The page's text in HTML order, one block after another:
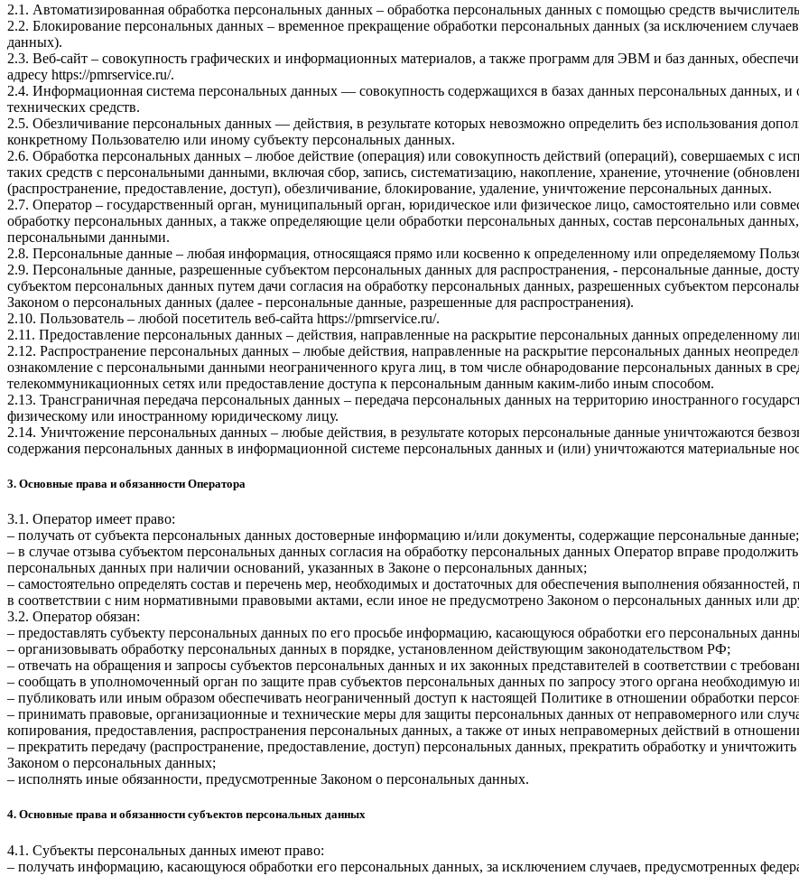
2.1. Автоматизированная обработка персональных данных – обработка персональных данных с помощью средств
2.2. Блокирование персональных данных – временное прекращение обработки персональных данных (за исключением
данных).
2.3. Веб-сайт – совокупность графических и информационных материалов, а также программ для ЭВМ и баз данных,
адресу https://pmrservice.ru/.
2.4. Информационная система персональных данных — совокупность содержащихся в базах данных персональных данных,
технических средств.
2.5. Обезличивание персональных данных — действия, в результате которых невозможно определить без использования
конкретному Пользователю или иному субъекту персональных данных.
2.6. Обработка персональных данных – любое действие (операция) или совокупность действий (операций), совершаемых с
таких средств с персональными данными, включая сбор, запись, систематизацию, накопление, хранение, уточнение
(распространение, предоставление, доступ), обезличивание, блокирование, удаление, уничтожение персональных данных.
2.7. Оператор – государственный орган, муниципальный орган, юридическое или физическое лицо, самостоятельно или
обработку персональных данных, а также определяющие цели обработки персональных данных, состав персональных
персональными данными.
2.8. Персональные данные – любая информация, относящаяся прямо или косвенно к определенному или определяемому
2.9. Персональные данные, разрешенные субъектом персональных данных для распространения, - персональные данные,
субъектом персональных данных путем дачи согласия на обработку персональных данных, разрешенных субъектом
Законом о персональных данных (далее - персональные данные, разрешенные для распространения).
2.10. Пользователь – любой посетитель веб-сайта https://pmrservice.ru/.
2.11. Предоставление персональных данных – действия, направленные на раскрытие персональных данных определенному
2.12. Распространение персональных данных – любые действия, направленные на раскрытие персональных данных
ознакомление с персональными данными неограниченного круга лиц, в том числе обнародование персональных данных в
телекоммуникационных сетях или предоставление доступа к персональным данным каким-либо иным способом.
2.13. Трансграничная передача персональных данных – передача персональных данных на территорию иностранного
физическому или иностранному юридическому лицу.
2.14. Уничтожение персональных данных – любые действия, в результате которых персональные данные уничтожаются
содержания персональных данных в информационной системе персональных данных и (или) уничтожаются материальные
3. Основные права и обязанности Оператора
3.1. Оператор имеет право:
– получать от субъекта персональных данных достоверные информацию и/или документы, содержащие персональные данные;
– в случае отзыва субъектом персональных данных согласия на обработку персональных данных Оператор вправе
персональных данных при наличии оснований, указанных в Законе о персональных данных;
– самостоятельно определять состав и перечень мер, необходимых и достаточных для обеспечения выполнения
в соответствии с ним нормативными правовыми актами, если иное не предусмотрено Законом о персональных данных или
3.2. Оператор обязан:
– предоставлять субъекту персональных данных по его просьбе информацию, касающуюся обработки его персональных
– организовывать обработку персональных данных в порядке, установленном действующим законодательством РФ;
– отвечать на обращения и запросы субъектов персональных данных и их законных представителей в соответствии с
– сообщать в уполномоченный орган по защите прав субъектов персональных данных по запросу этого органа необходимую
– публиковать или иным образом обеспечивать неограниченный доступ к настоящей Политике в отношении обработки
– принимать правовые, организационные и технические меры для защиты персональных данных от неправомерного или
копирования, предоставления, распространения персональных данных, а также от иных неправомерных действий в
– прекратить передачу (распространение, предоставление, доступ) персональных данных, прекратить обработку и
Законом о персональных данных;
– исполнять иные обязанности, предусмотренные Законом о персональных данных.
4. Основные права и обязанности субъектов персональных данных
4.1. Субъекты персональных данных имеют право:
– получать информацию, касающуюся обработки его персональных данных, за исключением случаев, предусмотренных